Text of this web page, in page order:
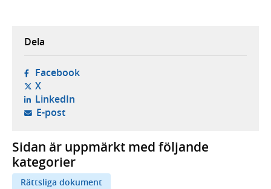
Dela
Facebook- öppnas i ny flik, extern webbplats,
X- öppnas i ny flik, extern webbplats,
LinkedIn- öppnas i ny flik, extern webbplats,
E-post- öppnar din e-postklient,
Sidan är uppmärkt med följande
kategorier
Rättsliga dokument